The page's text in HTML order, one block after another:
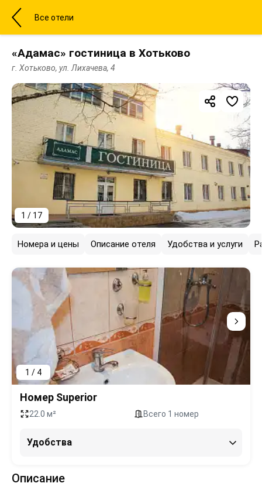
Все отели
«Адамас» гостиница в Хотьково
г. Хотьково, ул. Лихачева, 4
1 / 17
Номера и цены Описание отеля Удобства и услуги
1 / 4
Номер Superior
22.0 м² Всего 1 номер
Удобства
Описание